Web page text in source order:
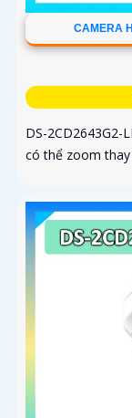
CAMERA
DS-2CD2643G2-
có thể zoom